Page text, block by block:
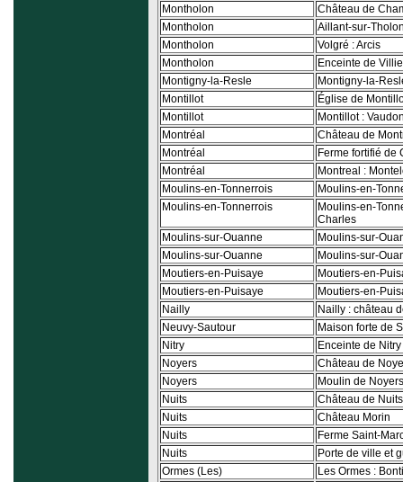
Montholon
Château de
Montholon
Aillant-sur-
Montholon
Volgré : Arcis
Montholon
Enceinte de
Montigny-la-Resle
Montigny-la-
Montillot
Église de
Montillot
Montillot :
Montréal
Château de
Montréal
Ferme fortifié de
Montréal
Montreal :
Moulins-en-Tonnerrois
Moulins-en-
Moulins-en-Tonnerrois
Moulins-en-
Charles
Moulins-sur-Ouanne
Moulins-sur-
Moulins-sur-Ouanne
Moulins-sur-
Moutiers-en-Puisaye
Moutiers-en-
Moutiers-en-Puisaye
Moutiers-en-
Nailly
Nailly : château
Neuvy-Sautour
Maison forte de
Nitry
Enceinte de Nitry
Noyers
Château de
Noyers
Moulin de Noyers
Nuits
Château de Nuits
Nuits
Château Morin
Nuits
Ferme Saint-
Nuits
Porte de ville et
Ormes (Les)
Les Ormes :